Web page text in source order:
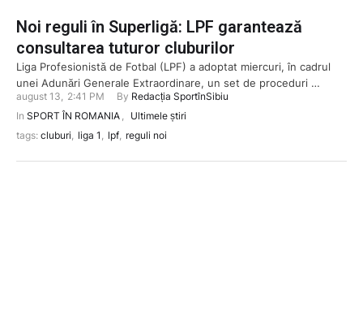
Noi reguli în Superligă: LPF garantează
consultarea tuturor cluburilor
Liga Profesionistă de Fotbal (LPF) a adoptat miercuri, în cadrul
unei Adunări Generale Extraordinare, un set de proceduri …
august 13, 2:41 PM By Redacția SportînSibiu
In SPORT ÎN ROMANIA , Ultimele știri
tags: cluburi, liga 1 , lpf, reguli noi